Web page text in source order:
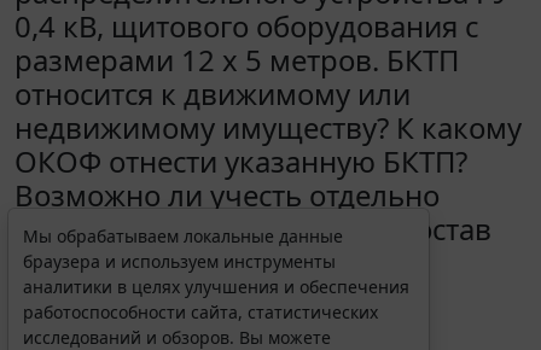
0,4 кВ, щитового оборудования с
размерами 12 х 5 метров. БКТП
относится к движимому или
недвижимому имуществу? К какому
ОКОФ отнести указанную БКТП?
Возможно ли учесть отдельно
оборудование, входящее в состав
БКТП?
27 марта 2019
Мы обрабатываем локальные данные
браузера и используем инструменты
аналитики в целях улучшения и обеспечения
работоспособности сайта, статистических
исследований и обзоров. Вы можете